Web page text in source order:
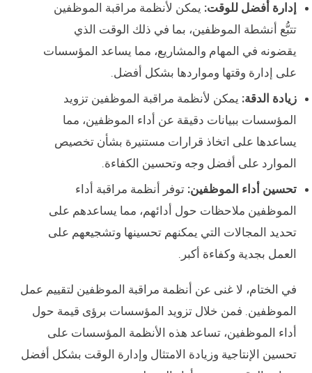
إدارة أفضل للوقت: يمكن لأنظمة مراقبة الموظفين
تتبُّع أنشطة الموظفين، بما في ذلك الوقت الذي
يقضونه في المهام والمشاريع، مما يساعد المؤسسات
على إدارة وقتها ومواردها بشكل أفضل.
زيادة الدقة: يمكن لأنظمة مراقبة الموظفين تزويد
المؤسسات ببيانات دقيقة عن أداء الموظفين، مما
يساعدها على اتخاذ قرارات مستنيرة بشأن تخصيص
الموارد على أفضل وجه وتحسين الكفاءة.
تحسين أداء الموظفين: توفر أنظمة مراقبة أداء
الموظفين ملاحظات حول أدائهم، مما يساعدهم على
تحديد المجالات التي يمكنهم تحسينها وتشجيعهم على
العمل بجدية وكفاءة أكبر.
في الختام، لا غنى عن أنظمة مراقبة الموظفين لتقييم عمل
الموظفين. فمن خلال تزويد المؤسسات برؤى قيمة حول
أداء الموظفين، تساعد هذه الأنظمة المؤسسات على
تحسين الإنتاجية وزيادة الامتثال وإدارة الوقت بشكل أفضل